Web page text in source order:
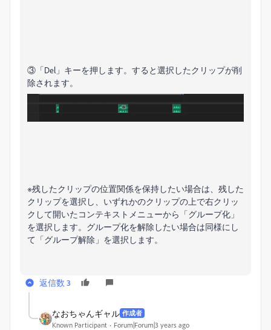
③「Del」キーを押します。すると選択したクリップが削
除されます。
※残したクリップの位置関係を保持したい場合は、残した
クリップを選択し、いずれかのクリップの上で右クリッ
クして開いたコンテキストメニューから「グループ化」
を選択します。グループ化を解除したい場合は同様にし
て「グループ解除」を選択します。
返信数 3
なおちゃんギャル 作成者
Known Participant Forum|Forum|3 years ago